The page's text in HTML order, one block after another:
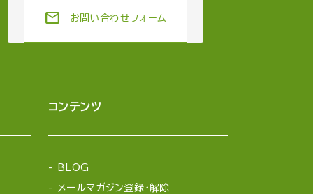
mail お問い合わせフォーム
コンテンツ
BLOG
メールマガジン登録・解除